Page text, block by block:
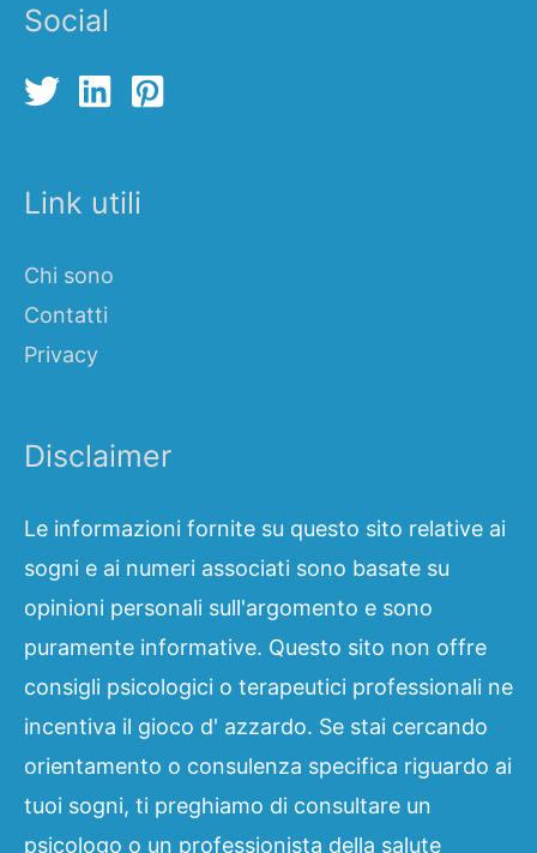
Social
Link utili
Chi sono
Contatti
Privacy
Disclaimer
Le informazioni fornite su questo sito relative ai
sogni e ai numeri associati sono basate su
opinioni personali sull'argomento e sono
puramente informative. Questo sito non offre
consigli psicologici o terapeutici professionali ne
incentiva il gioco d' azzardo. Se stai cercando
orientamento o consulenza specifica riguardo ai
tuoi sogni, ti preghiamo di consultare un
psicologo o un professionista della salute